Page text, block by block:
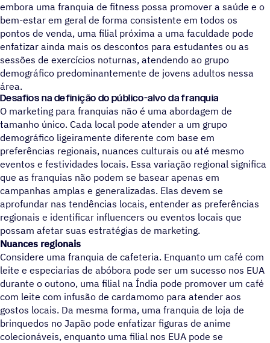
embora uma franquia de fitness possa promover a saúde e o
bem-estar em geral de forma consistente em todos os
pontos de venda, uma filial próxima a uma faculdade pode
enfatizar ainda mais os descontos para estudantes ou as
sessões de exercícios noturnas, atendendo ao grupo
demográfico predominantemente de jovens adultos nessa
rea.
Desafios na definição do público-alvo da franquia
O marketing para franquias não é uma abordagem de
tamanho único. Cada local pode atender a um grupo
demográfico ligeiramente diferente com base em
preferências regionais, nuances culturais ou até mesmo
eventos e festividades locais. Essa variação regional significa
que as franquias não podem se basear apenas em
campanhas amplas e generalizadas. Elas devem se
aprofundar nas tendências locais, entender as preferências
regionais e identificar influencers ou eventos locais que
possam afetar suas estratégias de marketing.
Nuances regionais
Considere uma franquia de cafeteria. Enquanto um café com
leite e especiarias de abóbora pode ser um sucesso nos EUA
durante o outono, uma filial na Índia pode promover um café
com leite com infusão de cardamomo para atender aos
gostos locais. Da mesma forma, uma franquia de loja de
brinquedos no Japão pode enfatizar figuras de anime
colecionáveis, enquanto uma filial nos EUA pode se